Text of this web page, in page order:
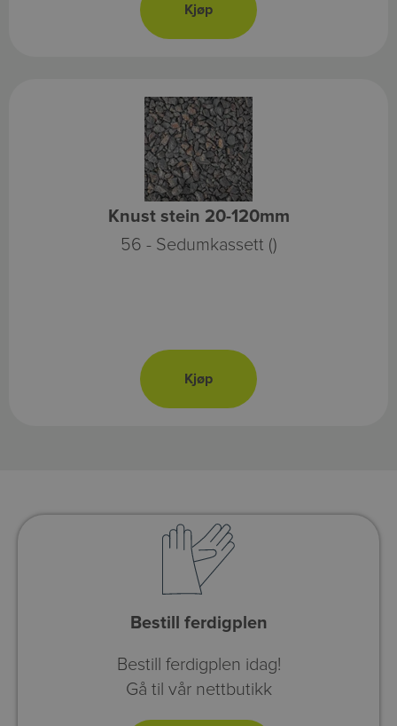
Knust stein 20-120mm
56 - Sedumkassett ()
Bestill ferdigplen
Bestill ferdigplen idag!
Gå til vår nettbutikk